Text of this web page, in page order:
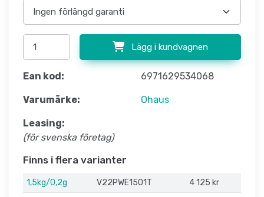
Lägg i kundvagnen
Ean kod: 6971629534068
Varumärke: Ohaus
Leasing:
(för svenska företag)
Finns i flera varianter
1,5kg/0,2g V22PWE1501T
4 125 kr